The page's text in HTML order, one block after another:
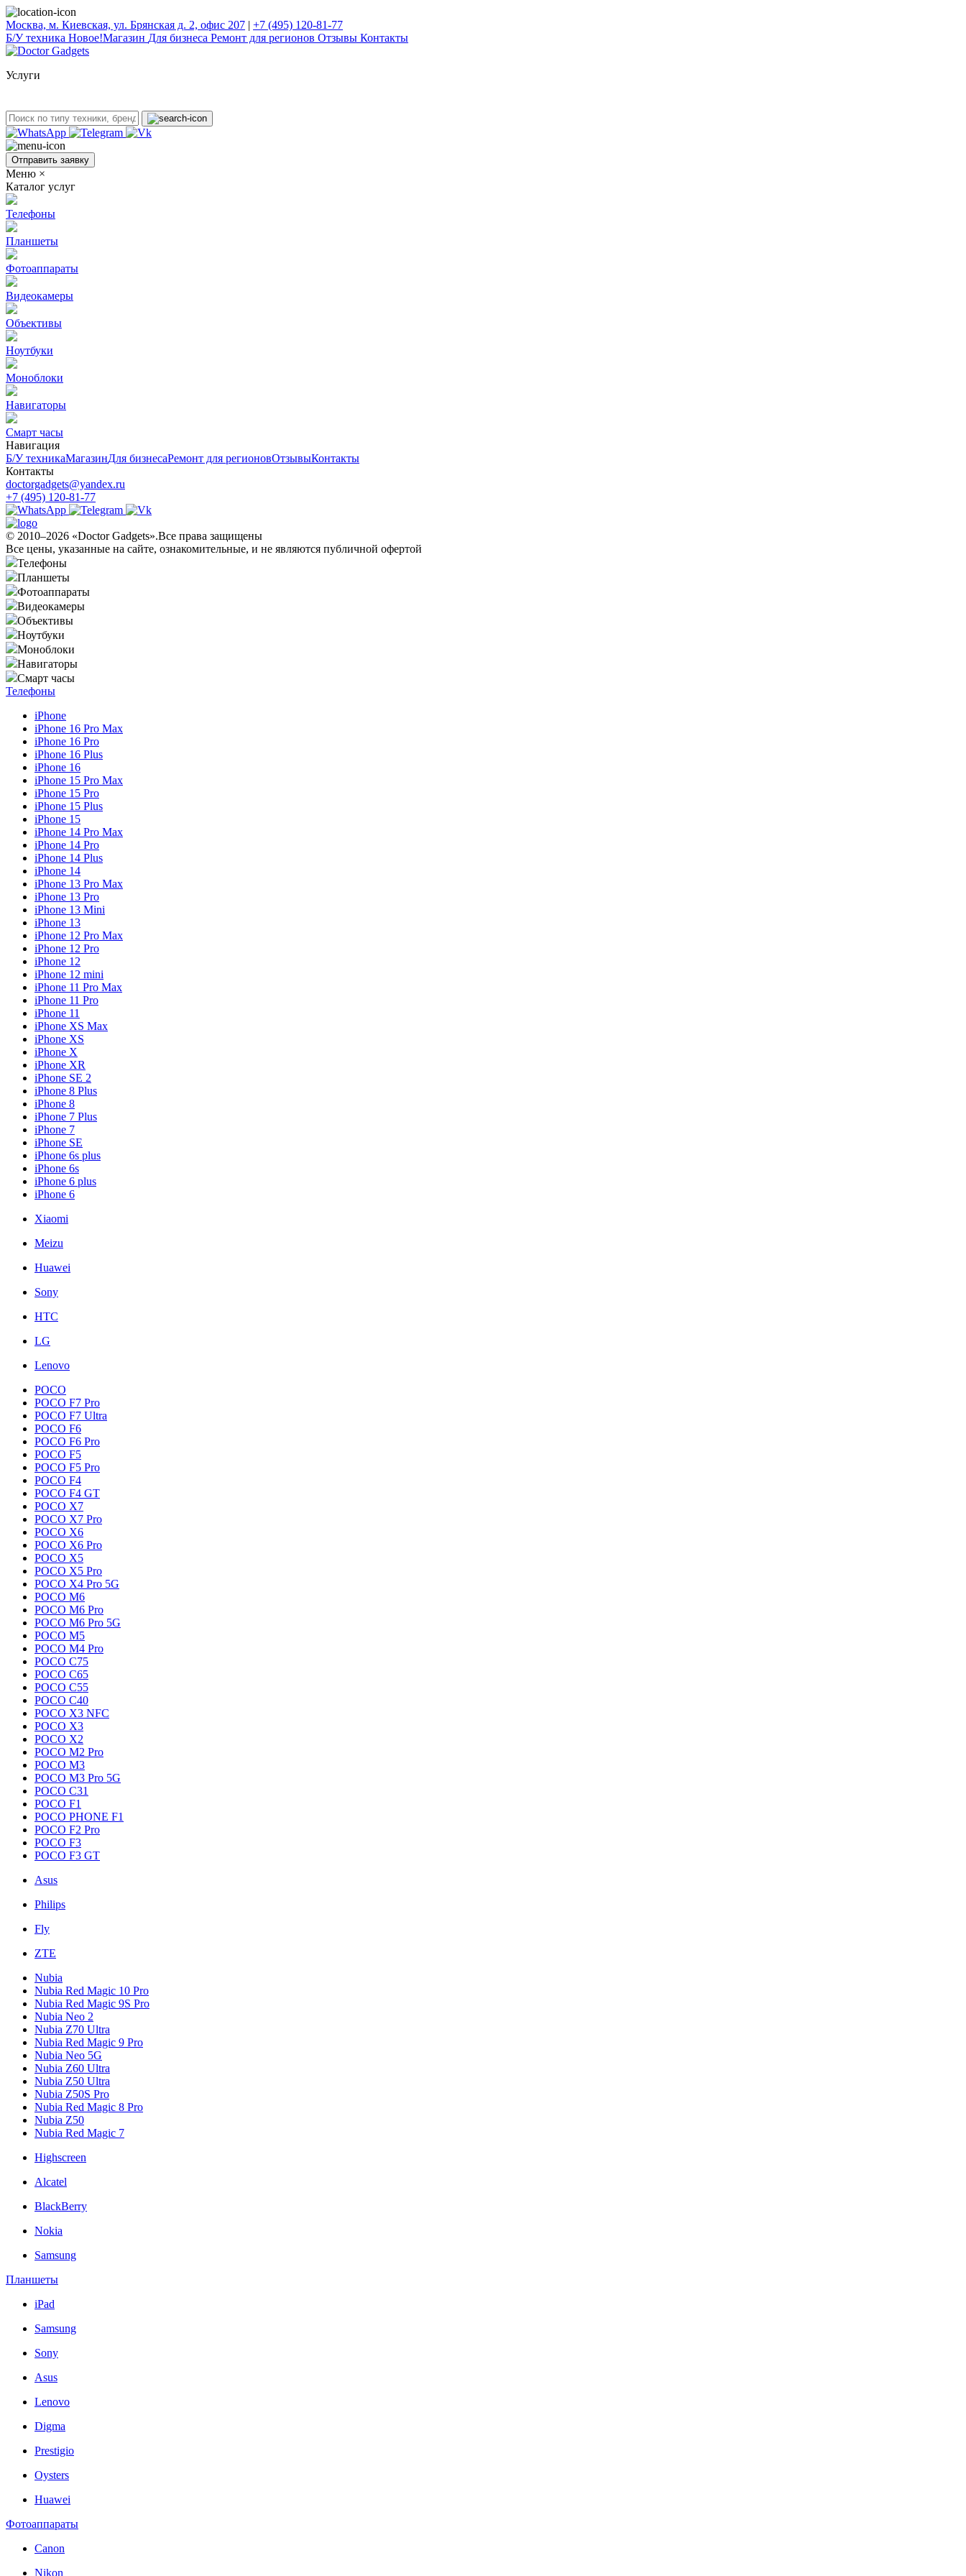
Москва, м. Киевская, ул. Брянская д. 2, офис 207 | +7 (495) 120-81-77
Б/У техникa Новое!Магазин Для бизнеса Ремонт для регионов Отзывы Контакты
Услуги
Отправить заявку
Меню ×
Каталог услуг
Телефоны
Планшеты
Фотоаппараты
Видеокамеры
Объективы
Ноутбуки
Моноблоки
Навигаторы
Смарт часы
Навигация
Б/У техникaМагазинДля бизнесаРемонт для регионовОтзывыКонтакты
Контакты
doctorgadgets@yandex.ru
+7 (495) 120-81-77
© 2010–2026 «Doctor Gadgets».Все права защищены
Все цены, указанные на сайте, ознакомительные, и не являются публичной офертой
Телефоны
Планшеты
Фотоаппараты
Видеокамеры
Объективы
Ноутбуки
Моноблоки
Навигаторы
Смарт часы
Телефоны
iPhone
iPhone 16 Pro Max
iPhone 16 Pro
iPhone 16 Plus
iPhone 16
iPhone 15 Pro Max
iPhone 15 Pro
iPhone 15 Plus
iPhone 15
iPhone 14 Pro Max
iPhone 14 Pro
iPhone 14 Plus
iPhone 14
iPhone 13 Pro Max
iPhone 13 Pro
iPhone 13 Mini
iPhone 13
iPhone 12 Pro Max
iPhone 12 Pro
iPhone 12
iPhone 12 mini
iPhone 11 Pro Max
iPhone 11 Pro
iPhone 11
iPhone XS Max
iPhone XS
iPhone X
iPhone XR
iPhone SE 2
iPhone 8 Plus
iPhone 8
iPhone 7 Plus
iPhone 7
iPhone SE
iPhone 6s plus
iPhone 6s
iPhone 6 plus
iPhone 6
Xiaomi
Meizu
Huawei
Sony
HTC
LG
Lenovo
POCO
POCO F7 Pro
POCO F7 Ultra
POCO F6
POCO F6 Pro
POCO F5
POCO F5 Pro
POCO F4
POCO F4 GT
POCO X7
POCO X7 Pro
POCO X6
POCO X6 Pro
POCO X5
POCO X5 Pro
POCO X4 Pro 5G
POCO M6
POCO M6 Pro
POCO M6 Pro 5G
POCO M5
POCO M4 Pro
POCO C75
POCO C65
POCO C55
POCO C40
POCO X3 NFC
POCO X3
POCO X2
POCO M2 Pro
POCO M3
POCO M3 Pro 5G
POCO C31
POCO F1
POCO PHONE F1
POCO F2 Pro
POCO F3
POCO F3 GT
Asus
Philips
Fly
ZTE
Nubia
Nubia Red Magic 10 Pro
Nubia Red Magic 9S Pro
Nubia Neo 2
Nubia Z70 Ultra
Nubia Red Magic 9 Pro
Nubia Neo 5G
Nubia Z60 Ultra
Nubia Z50 Ultra
Nubia Z50S Pro
Nubia Red Magic 8 Pro
Nubia Z50
Nubia Red Magic 7
Highscreen
Alcatel
BlackBerry
Nokia
Samsung
Планшеты
iPad
Samsung
Sony
Asus
Lenovo
Digma
Prestigio
Oysters
Huawei
Фотоаппараты
Canon
Nikon